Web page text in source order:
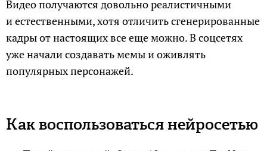
Видео получаются довольно реалистичными
и естественными, хотя отличить сгенерированные
кадры от настоящих все еще можно. В соцсетях
уже начали создавать мемы и оживлять
популярных персонажей.
Как воспользоваться нейросетью